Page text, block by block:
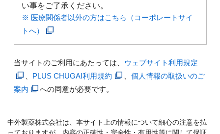
い事をご了承ください。
※ 医療関係者以外の方はこちら（コーポレートサイ
トへ）
当サイトのご利用にあたっては、 ウェブサイト利用規定
PLUS CHUGAI利用規約
個人情報の取扱いのご
案内
への同意が必要です。
中外製薬株式会社は、本サイト上の情報について細心の注意を払
っておりますが、内容の正確性・完全性・有用性等に関して保証